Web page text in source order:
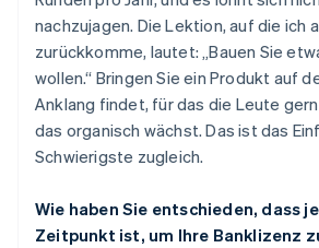
nachzujagen. Die Lektion, auf die ich
zurückkomme, lautet: „Bauen Sie
wollen.“ Bringen Sie ein Produkt auf
Anklang findet, für das die Leute
das organisch wächst. Das ist das
Schwierigste zugleich.
Wie haben Sie entschieden, dass
Zeitpunkt ist, um Ihre Banklizenz